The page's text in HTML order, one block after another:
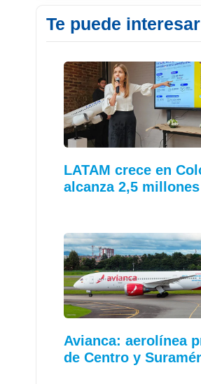
Te puede interesar
LATAM crece en
alcanza 2,5
Avianca: aerolínea
de Centro y